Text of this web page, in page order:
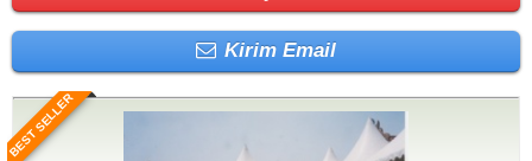
Kirim Email
BEST SELLER